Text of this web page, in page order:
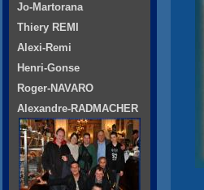
Jo-Martorana
Thiery REMI
Alexi-Remi
Henri-Gonse
Roger-NAVARO
Alexandre-RADMACHER